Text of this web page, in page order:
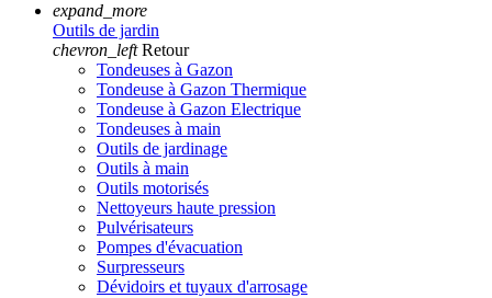
expand_more
Outils de jardin
chevron_left Retour
Tondeuses à Gazon
Tondeuse à Gazon Thermique
Tondeuse à Gazon Electrique
Tondeuses à main
Outils de jardinage
Outils à main
Outils motorisés
Nettoyeurs haute pression
Pulvérisateurs
Pompes d'évacuation
Surpresseurs
Dévidoirs et tuyaux d'arrosage